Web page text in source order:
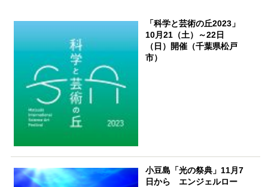
「科学と芸術の丘2023」
10月21（土）～22日
（日）開催（千葉県松戸
市）
小豆島「光の祭典」11月7
日から エンジェルロー